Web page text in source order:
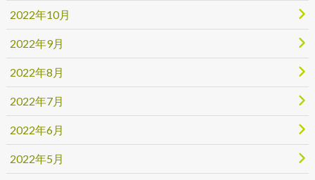
2022年10月
2022年9月
2022年8月
2022年7月
2022年6月
2022年5月